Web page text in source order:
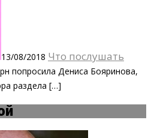
13/08/2018 Что послушать
попросила Дениса Бояринова,
раздела […]